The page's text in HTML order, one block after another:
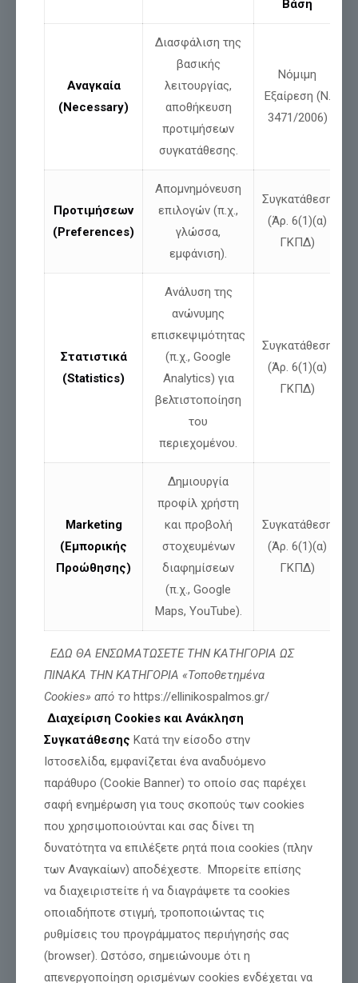
Σχετικές αναρτήσεις
δημοσίευμα και αποκατάσταση της
Διαβάστε περισσότερα
Τιμή και Δόξα για όσους θυσιάζονται για
την Πατρίδα μας
Διαβάστε περισσότερα
Βάση
Αναγκαία
(Necessary)
Διασφάλιση της
βασικής
λειτουργίας,
αποθήκευση
προτιμήσεων
συγκατάθεσης.
Νόμιμη
Εξαίρεση (Ν.
3471/2006)
Προτιμήσεων
(Preferences)
Απομνημόνευση
επιλογών (π.χ.,
γλώσσα,
εμφάνιση).
Συγκατάθεση
(Άρ. 6(1)(α)
ΓΚΠΔ)
Στατιστικά
(Statistics)
Ανάλυση της
ανώνυμης
επισκεψιμότητας
(π.χ., Google
Analytics) για
βελτιστοποίηση
του
περιεχομένου.
Συγκατάθεση
(Άρ. 6(1)(α)
ΓΚΠΔ)
Marketing
(Εμπορικής
Προώθησης)
Δημιουργία
προφίλ χρήστη
και προβολή
στοχευμένων
διαφημίσεων
(π.χ., Google
Maps, YouTube).
Συγκατάθεση
(Άρ. 6(1)(α)
ΓΚΠΔ)
ΕΔΩ ΘΑ ΕΝΣΩΜΑΤΩΣΕΤΕ ΤΗΝ ΚΑΤΗΓΟΡΙΑ ΩΣ
ΠΙΝΑΚΑ ΤΗΝ ΚΑΤΗΓΟΡΙΑ «Τοποθετημένα
Cookies» από το https://ellinikospalmos.gr/
Διαχείριση Cookies και Ανάκληση
Συγκατάθεσης Κατά την είσοδο στην
Ιστοσελίδα, εμφανίζεται ένα αναδυόμενο
παράθυρο (Cookie Banner) το οποίο σας παρέχει
σαφή ενημέρωση για τους σκοπούς των cookies
που χρησιμοποιούνται και σας δίνει τη
δυνατότητα να επιλέξετε ρητά ποια cookies (πλην
των Αναγκαίων) αποδέχεστε. Μπορείτε επίσης
να διαχειριστείτε ή να διαγράψετε τα cookies
οποιαδήποτε στιγμή, τροποποιώντας τις
ρυθμίσεις του προγράμματος περιήγησής σας
(browser). Ωστόσο, σημειώνουμε ότι η
απενεργοποίηση ορισμένων cookies ενδέχεται να